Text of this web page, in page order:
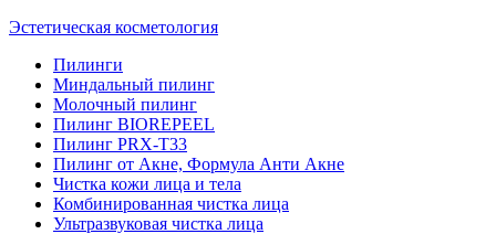
Эстетическая косметология
Пилинги
Миндальный пилинг
Молочный пилинг
Пилинг BIOREPEEL
Пилинг PRX-T33
Пилинг от Акне, Формула Анти Акне
Чистка кожи лица и тела
Комбинированная чистка лица
Ультразвуковая чистка лица